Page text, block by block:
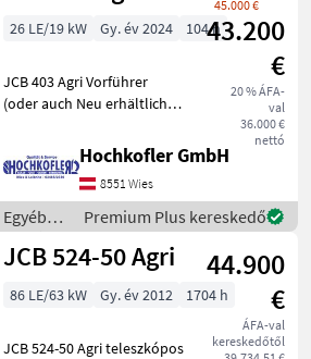
Ország Szűrők
megjelenítése
45.000 €
43.200
€
20 % ÁFA-
val
36.000 €
nettó
26 LE/19 kW Gy. év 2024 104 h
JCB 403 Agri Vorführer
(oder auch Neu erhältlich) -
Kubota Kotor (auf 36PS
einstellbar) - 20km/h
Hydrostat - Euroaufnahme
mit hydr.
Hochkofler GmbH
8551 Wies
Egyéb
mezőgazdasági
erőgépek
Premium Plus kereskedő
JCB 524-50 Agri
44.900
€
ÁFA-val
kereskedőtől
86 LE/63 kW Gy. év 2012 1704 h
JCB 524-50 Agri teleszkópos